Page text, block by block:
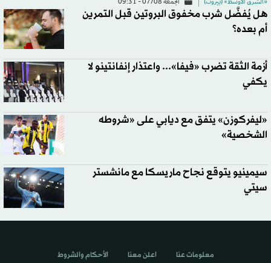
«الشرق الأوسط» (بيروت) الجمعة 07/08 - 09:31
هل يُفضَّل شرب مخفوق البروتين قبل التمرين
أم بعده؟
أزمة الثقة تضرب «فيفا»... واعتذار إنفانتينو لا
يكفي
«ليفركوزن» يتفق مع ديابي على «شروطه
الشخصية»
سيمينيو يتوقع نجاح ماريسكا مع مانشستر
سيتي
معلومات عنا اعلن معنا الأحكام والشروط